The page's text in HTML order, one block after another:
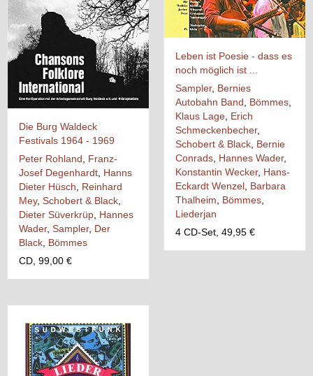
Die Burg Waldeck
Festivals 1964 - 1969
Peter Rohland, Franz-
Josef Degenhardt, Hanns
Dieter Hüsch, Reinhard
Mey, Schobert & Black,
Dieter Süverkrüp, Hannes
Wader, Sampler, Der
Black, Bömmes
CD, 99,00 €
Leben ist Poesie - dass es
noch möglich ist ...
Sampler, Bernies
Autobahn Band, Bömmes,
Klaus Lage, Erich
Schmeckenbecher,
Schobert & Black, Bernie
Conrads, Hannes Wader,
Konstantin Wecker, Hans-
Eckardt Wenzel, Barbara
Thalheim, Bömmes,
Liederjan
4 CD-Set, 49,95 €